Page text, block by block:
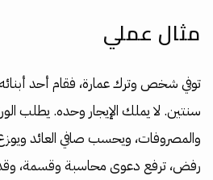
مثال عملي
توفي شخص وترك عمارة، فقام أحد
سنتين. لا يملك الإيجار وحده. يطلب
والمصروفات، ويحسب صافي العائد
رفض، ترفع دعوى محاسبة وقسمة، وقد